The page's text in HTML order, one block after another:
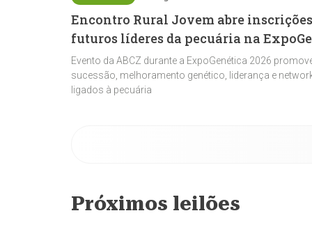
Encontro Rural Jovem abre
futuros líderes da pecuária na
Evento da ABCZ durante a ExpoGenética 2026
sucessão, melhoramento genético, liderança e
ligados à pecuária
Próximos leilões